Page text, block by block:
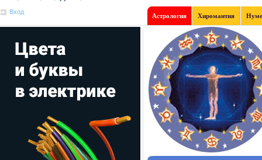
Вход
Астрология Хиромантия